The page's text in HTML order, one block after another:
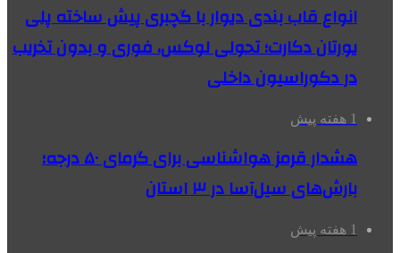
انواع قاب بندی دیوار با گچبری پیش ساخته پلی
یورتان دکارت؛ تحولی لوکس، فوری و بدون تخریب
در دکوراسیون داخلی
1 هفته پیش
هشدار قرمز هواشناسی برای گرمای ۵۰ درجه؛
بارش‌های سیل‌آسا در ۳ استان
1 هفته پیش